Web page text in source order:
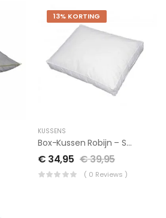
13% KORTING
KUSSENS
Box-Kussen Robijn – Synthetisch
€ 34,95 €39,95
( 0 Reviews )